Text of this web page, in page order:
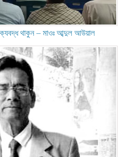
থাকুন – মাওঃ আব্দুল আউয়াল